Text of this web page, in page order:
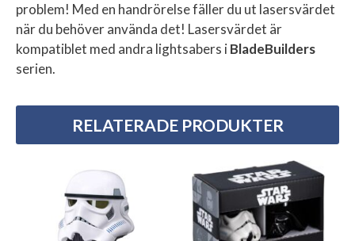
problem! Med en handrörelse fäller du ut lasersvärdet
när du behöver använda det! Lasersvärdet är
kompatiblet med andra lightsabers iBladeBuilders
serien.
RELATERADE PRODUKTER